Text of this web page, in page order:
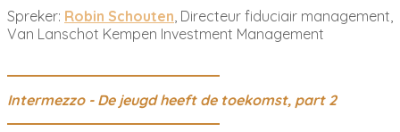
Spreker: Robin Schouten , Directeur fiduciair management,
Van Lanschot Kempen Investment Management
Intermezzo - De jeugd heeft de toekomst, part 2